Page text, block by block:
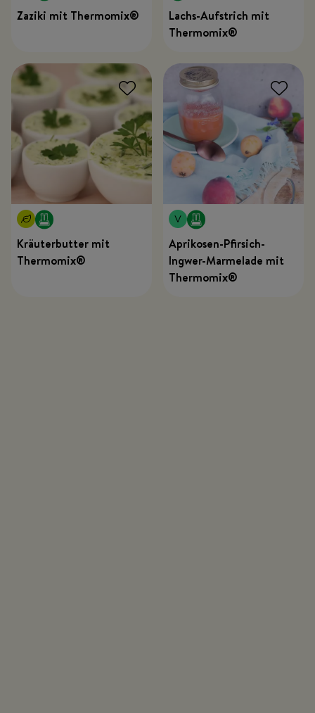
Zaziki mit Thermomix®
Lachs-Aufstrich mit
Thermomix®
Kräuterbutter mit
Thermomix®
Aprikosen-Pfirsich-
Ingwer-Marmelade mit
Thermomix®